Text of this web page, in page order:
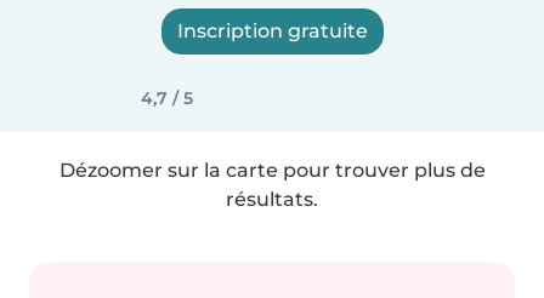
Inscription gratuite
4,7 / 5
Dézoomer sur la carte pour trouver plus de
résultats.